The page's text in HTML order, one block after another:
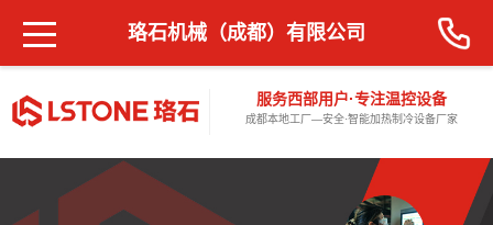
服务西部用户·专注温控设备
成都本地工厂—安全·智能加热制冷设备厂家
珞石机械（成都）有限公司